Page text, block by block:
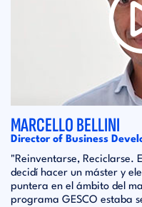
MARCELLO BELLINI
Director of Business
"Reinventarse, Reciclarse.
decidí hacer un máster y
puntera en el ámbito del
programa GESCO estaba